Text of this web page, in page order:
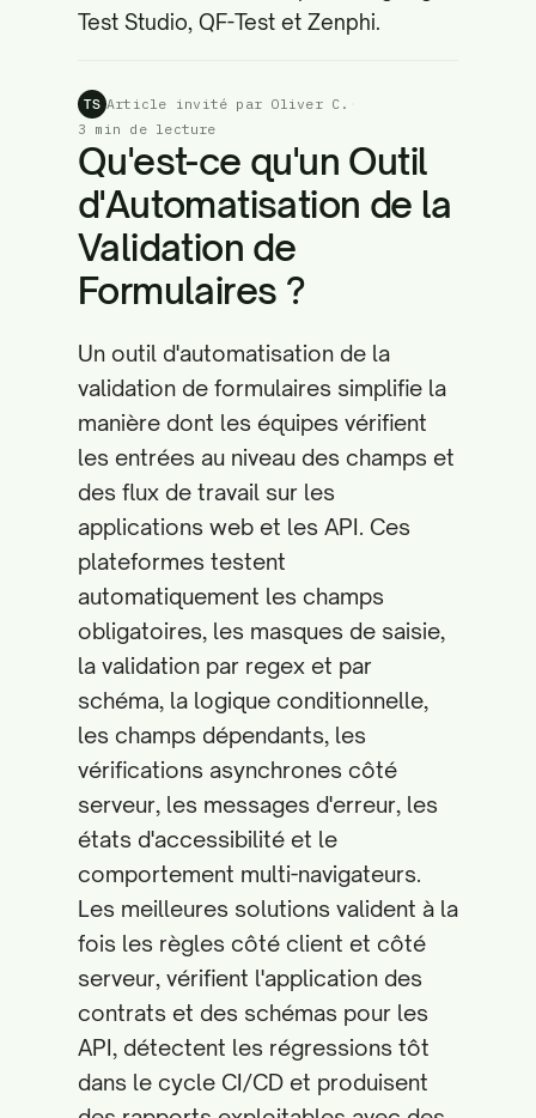
Test Studio, QF-Test et Zenphi.
TS Article invité par Oliver C.
3 min de lecture
Qu'est-ce qu'un Outil
d'Automatisation de la
Validation de
Formulaires ?
Un outil d'automatisation de la
validation de formulaires simplifie la
manière dont les équipes vérifient
les entrées au niveau des champs et
des flux de travail sur les
applications web et les API. Ces
plateformes testent
automatiquement les champs
obligatoires, les masques de saisie,
la validation par regex et par
schéma, la logique conditionnelle,
les champs dépendants, les
vérifications asynchrones côté
serveur, les messages d'erreur, les
états d'accessibilité et le
comportement multi-navigateurs.
Les meilleures solutions valident à la
fois les règles côté client et côté
serveur, vérifient l'application des
contrats et des schémas pour les
API, détectent les régressions tôt
dans le cycle CI/CD et produisent